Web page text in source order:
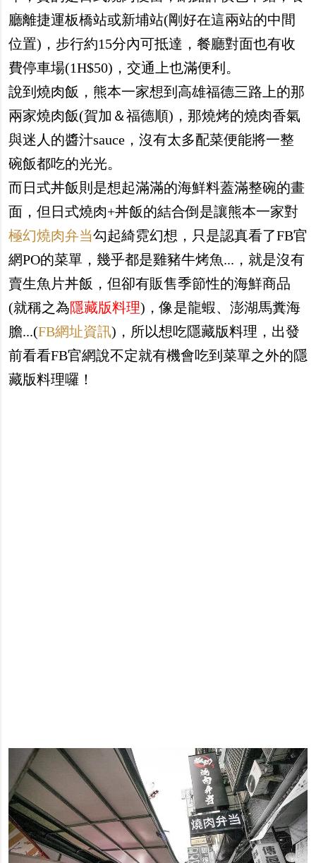
廳離捷運板橋站或新埔站(剛好在這兩站的中間
位置)，步行約15分內可抵達，餐廳對面也有收
費停車場(1H$50)，交通上也滿便利。
說到燒肉飯，熊本一家想到高雄福德三路上的那
兩家燒肉飯(賀加＆福德順)，那燒烤的燒肉香氣
與迷人的醬汁sauce，沒有太多配菜便能將一整
碗飯都吃的光光。
而日式丼飯則是想起滿滿的海鮮料蓋滿整碗的畫
面，但日式燒肉+丼飯的結合倒是讓熊本一家對
極幻燒肉弁当勾起綺霓幻想，只是認真看了FB官
網PO的菜單，幾乎都是雞豬牛烤魚...，就是沒有
賣生魚片丼飯，但卻有販售季節性的海鮮商品
(就稱之為隱藏版料理)，像是龍蝦、澎湖馬糞海
膽...(FB網址資訊)，所以想吃隱藏版料理，出發
前看看FB官網說不定就有機會吃到菜單之外的隱
藏版料理囉！